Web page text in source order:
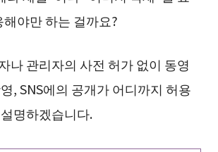
야만 하는 걸까요?
나 관리자의 사전 허가 없이 동영
, SNS에의 공개가 어디까지 허용
명하겠습니다.